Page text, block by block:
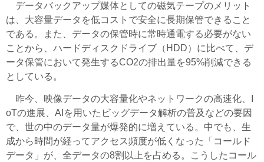
データバックアップ媒体としての磁気テープのメリット
は、大容量データを低コストで安全に長期保管できること
である。また、データの保管時に常時通電する必要がない
ことから、ハードディスクドライブ（HDD）に比べて、デ
ータ保管において発生するCO2の排出量を95%削減できる
としている。
昨今、映像データの大容量化やネットワークの高速化、I
oTの進展、AIを用いたビッグデータ解析の普及などの要因
で、世の中のデータ量が爆発的に増えている。中でも、生
成から時間が経ってアクセス頻度が低くなった「コールド
データ」が、全データの8割以上を占める。こうしたコール